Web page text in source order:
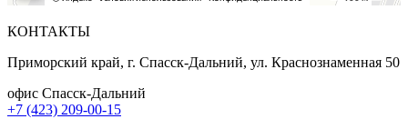
КОНТАКТЫ
Приморский край, г. Спасск-Дальний, ул. Краснознаменная 50
офис Спасск-Дальний
+7 (423) 209-00-15